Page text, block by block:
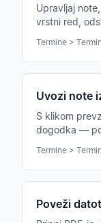
Upravljaj
vrstni red,
Termine >
Uvozi note
S klikom
dogodka —
Termine >
Poveži